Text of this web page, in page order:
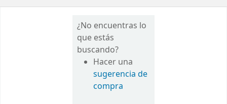
¿No encuentras lo
que estás
buscando?
Hacer una
sugerencia de
compra